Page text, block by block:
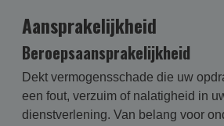
Aansprakelijkheid
Beroepsaansprakelijkheid
Dekt vermogensschade die uw
een fout, verzuim of nalatigheid in
dienstverlening. Van belang voor